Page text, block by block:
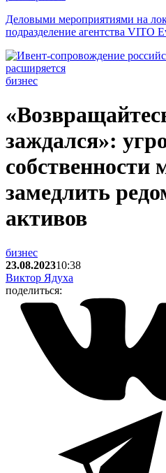
Деловыми мероприятиями на
подразделение агентства VITO
бизнес
заждался»:
собственности
замедлить
активов
бизнес
23.08.202310:38
Виктор Ядуха
поделиться: